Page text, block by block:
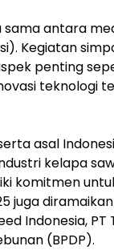
antara
Kegiatan
penting
teknologi
asal
kelapa
komitmen
juga
Indonesia,
(BPDP).